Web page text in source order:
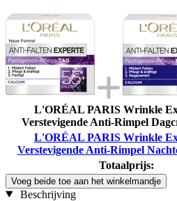
L'ORÉAL PARIS Wrinkle
Verstevigende Anti-Rimpel
L'ORÉAL PARIS Wrinkle
Verstevigende Anti-Rimpel
Totaalprijs:
Voeg beide toe aan het winkelmandje
Beschrijving